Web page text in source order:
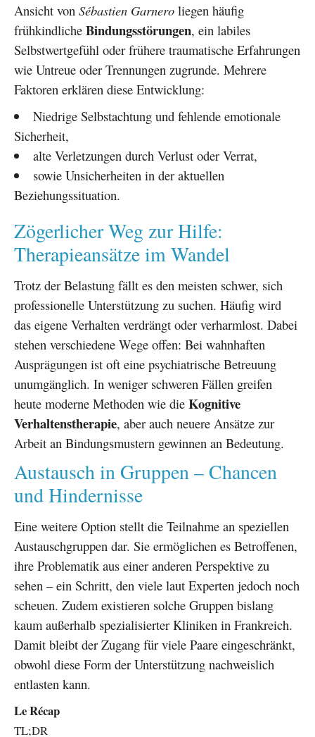
Ansicht von Sébastien Garnero liegen häufig
frühkindliche Bindungsstörungen, ein labiles
Selbstwertgefühl oder frühere traumatische Erfahrungen
wie Untreue oder Trennungen zugrunde. Mehrere
Faktoren erklären diese Entwicklung:
Niedrige Selbstachtung und fehlende emotionale
Sicherheit,
alte Verletzungen durch Verlust oder Verrat,
sowie Unsicherheiten in der aktuellen
Beziehungssituation.
Zögerlicher Weg zur Hilfe:
Therapieansätze im Wandel
Trotz der Belastung fällt es den meisten schwer, sich
professionelle Unterstützung zu suchen. Häufig wird
das eigene Verhalten verdrängt oder verharmlost. Dabei
stehen verschiedene Wege offen: Bei wahnhaften
Ausprägungen ist oft eine psychiatrische Betreuung
unumgänglich. In weniger schweren Fällen greifen
heute moderne Methoden wie die Kognitive
Verhaltenstherapie, aber auch neuere Ansätze zur
Arbeit an Bindungsmustern gewinnen an Bedeutung.
Austausch in Gruppen – Chancen
und Hindernisse
Eine weitere Option stellt die Teilnahme an speziellen
Austauschgruppen dar. Sie ermöglichen es Betroffenen,
ihre Problematik aus einer anderen Perspektive zu
sehen – ein Schritt, den viele laut Experten jedoch noch
scheuen. Zudem existieren solche Gruppen bislang
kaum außerhalb spezialisierter Kliniken in Frankreich.
Damit bleibt der Zugang für viele Paare eingeschränkt,
obwohl diese Form der Unterstützung nachweislich
entlasten kann.
Le Récap
TL;DR